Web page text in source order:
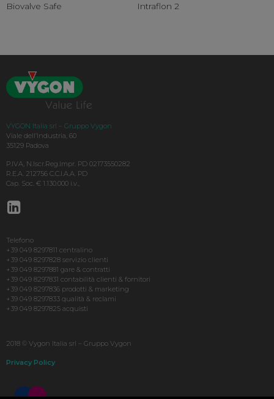
Biovalve Safe Intraflon 2
VYGON Italia srl – Gruppo Vygon
Viale dell’Industria, 60
35129 Padova
P.IVA, N.Iscr.Reg.Impr. PD 02173550282
R.E.A. 212756 C.C.I.A.A. PD
Cap. Soc. € 1.130.000 i.v.,
Telefono
+39 049 8297811 centralino
+39 049 8297828 servizio clienti
+39 049 8297881 gare & contratti
+39 049 8297831 contabilità clienti & fornitori
+39 049 8297836 prodotti & marketing
+39 049 8297833 qualità & reclami
+39 049 8297825 acquisti
2018 © Vygon Italia srl – Gruppo Vygon
Privacy Policy